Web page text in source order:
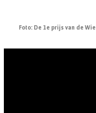
Foto: De 1e prijs van de